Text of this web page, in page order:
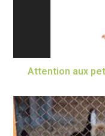
Attention aux